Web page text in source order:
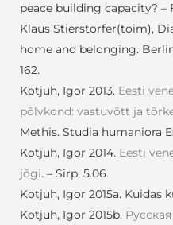
peace building capacity? –
Klaus Stierstorfer(toim),
home and belonging.
162.
Kotjuh, Igor 2013. Eesti
põlvkond: vastuvõtt ja
Methis. Studia humaniora
Kotjuh, Igor 2014. Eesti
jõgi. – Sirp, 5.06.
Kotjuh, Igor 2015a. Kuidas
Kotjuh, Igor 2015b.